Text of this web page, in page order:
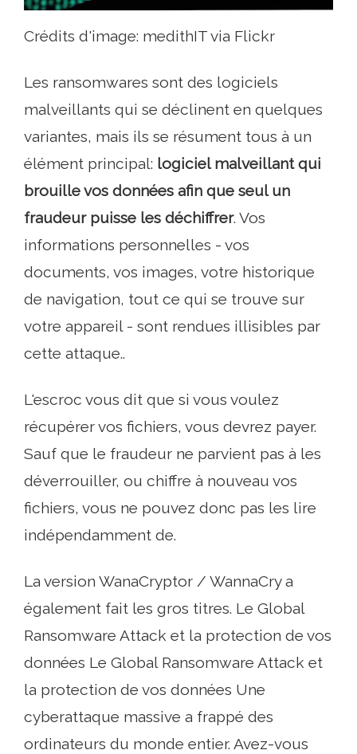
Crédits d'image: medithIT via Flickr
Les ransomwares sont des logiciels
malveillants qui se déclinent en quelques
variantes, mais ils se résument tous à un
élément principal: logiciel malveillant qui
brouille vos données afin que seul un
fraudeur puisse les déchiffrer. Vos
informations personnelles - vos
documents, vos images, votre historique
de navigation, tout ce qui se trouve sur
votre appareil - sont rendues illisibles par
cette attaque..
L'escroc vous dit que si vous voulez
récupérer vos fichiers, vous devrez payer.
Sauf que le fraudeur ne parvient pas à les
déverrouiller, ou chiffre à nouveau vos
fichiers, vous ne pouvez donc pas les lire
indépendamment de.
La version WanaCryptor / WannaCry a
également fait les gros titres. Le Global
Ransomware Attack et la protection de vos
données Le Global Ransomware Attack et
la protection de vos données Une
cyberattaque massive a frappé des
ordinateurs du monde entier. Avez-vous